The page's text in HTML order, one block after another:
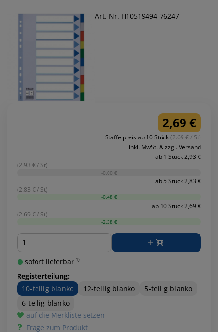
Art.-Nr. H10519494-76247
2,69 €
Staffelpreis ab 10 Stück(2.69 € / St)
inkl. MwSt. & zzgl. Versand
ab 1 Stück 2,93 €
(2.93 € / St)
-0,00 €
ab 5 Stück 2,83 €
(2.83 € / St)
-0,48 €
ab 10 Stück 2,69 €
(2.69 € / St)
-2,38 €
Menge
sofort lieferbar ¹⁾
Registerteilung:
10-teilig blanko
12-teilig blanko
5-teilig blanko
6-teilig blanko
auf die Merkliste setzen
Frage zum Produkt